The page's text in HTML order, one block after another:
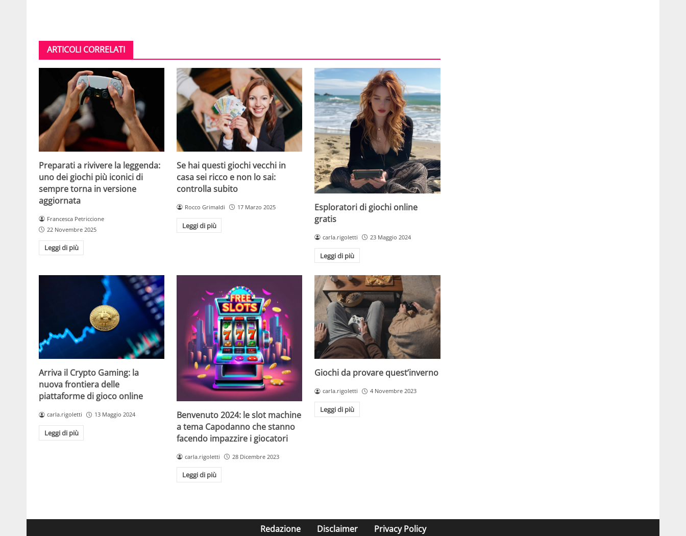
ARTICOLI CORRELATI
Preparati a rivivere la leggenda:
uno dei giochi più iconici di
sempre torna in versione
aggiornata
Francesca Petriccione
22 Novembre 2025
Leggi di più
Se hai questi giochi vecchi in
casa sei ricco e non lo sai:
controlla subito
Rocco Grimaldi 17 Marzo 2025
Leggi di più
Esploratori di giochi online
gratis
carla.rigoletti 23 Maggio 2024
Leggi di più
Arriva il Crypto Gaming: la
nuova frontiera delle
piattaforme di gioco online
carla.rigoletti 13 Maggio 2024
Leggi di più
Benvenuto 2024: le slot machine
a tema Capodanno che stanno
facendo impazzire i giocatori
carla.rigoletti 28 Dicembre 2023
Leggi di più
Giochi da provare quest’inverno
carla.rigoletti 4 Novembre 2023
Leggi di più
Redazione Disclaimer Privacy Policy